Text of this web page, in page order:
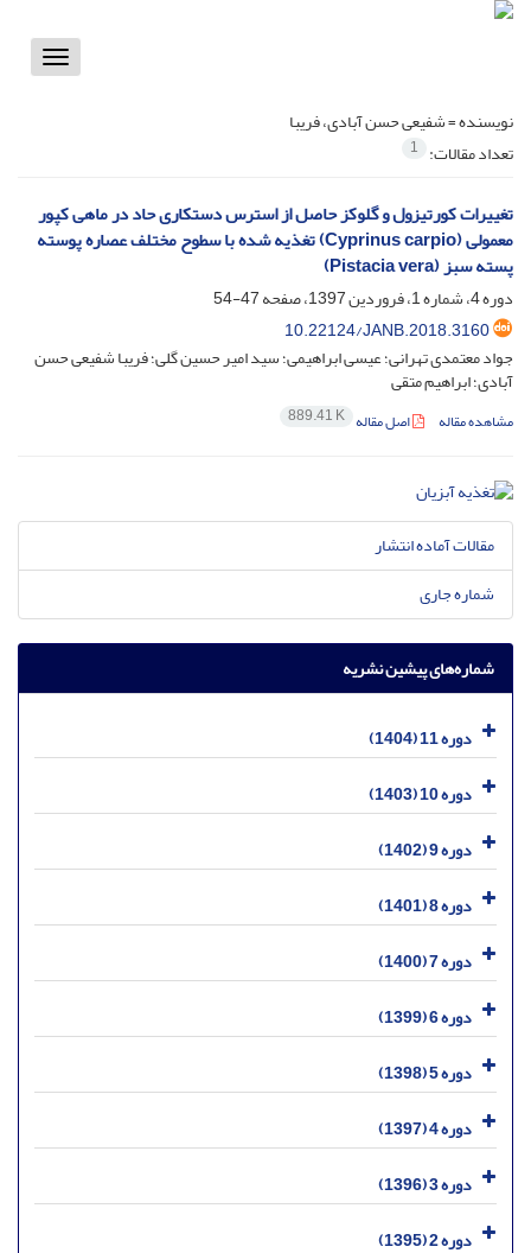
Toggle
نویسنده =شفیعی حسن آبادی، فریبا
تعداد مقالات: 1
تغییرات کورتیزول و گلوکز حاصل از استرس دستکاری حاد در ماهی کپور
معمولی (Cyprinus carpio) تغذیه شده با سطوح مختلف عصاره پوسته
پسته سبز (Pistacia vera)
دوره 4، شماره 1، فروردین 1397، صفحه
47-54
10.22124/JANB.2018.3160
جواد معتمدی تهرانی؛ عیسی ابراهیمی؛ سید امیر حسین گلی؛ فریبا شفیعی حسن
آبادی؛ ابراهیم متقی
مشاهده مقاله اصل مقاله 889.41 K
مقالات آماده انتشار
شماره جاری
شماره‌های پیشین نشریه
دوره 11 (1404)
دوره 10 (1403)
دوره 9 (1402)
دوره 8 (1401)
دوره 7 (1400)
دوره 6 (1399)
دوره 5 (1398)
دوره 4 (1397)
دوره 3 (1396)
دوره 2 (1395)